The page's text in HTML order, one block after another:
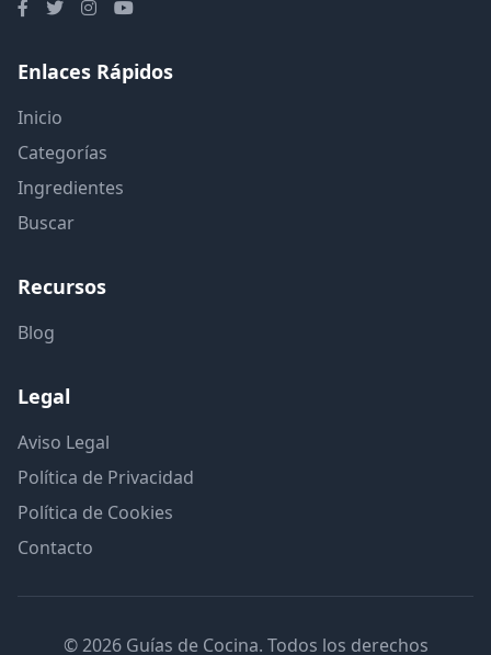
Enlaces Rápidos
Inicio
Categorías
Ingredientes
Buscar
Recursos
Blog
Legal
Aviso Legal
Política de Privacidad
Política de Cookies
Contacto
© 2026 Guías de Cocina. Todos los derechos